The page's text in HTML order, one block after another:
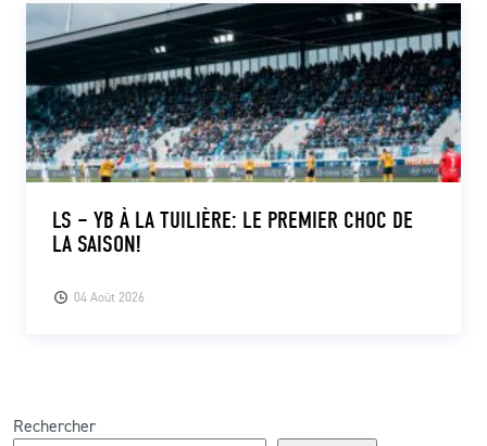
04 Août 2026
LS – YB À LA TUILIÈRE: LE PREMIER CHOC DE
LA SAISON!
Rechercher